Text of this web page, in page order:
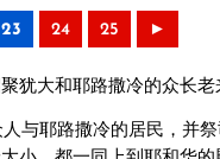
23 24 25 ►
犹大和耶路撒冷的众长老
与耶路撒冷的居民，并